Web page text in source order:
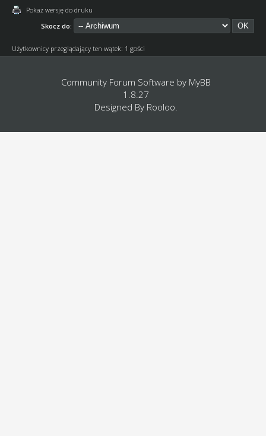
Pokaż wersję do druku
Skocz do:
Użytkownicy przeglądający ten wątek: 1 gości
Community Forum Software by MyBB
1.8.27
Designed By Rooloo